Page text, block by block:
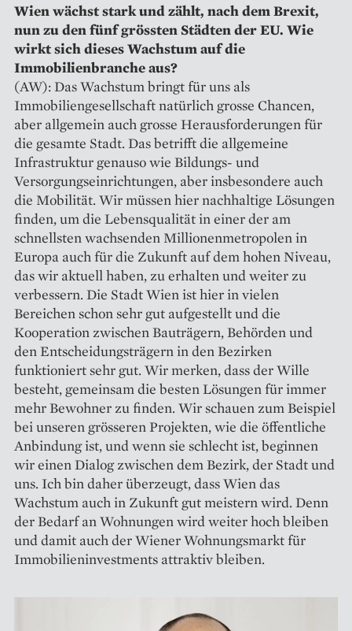
Wien wächst stark und zählt, nach dem Brexit,
nun zu den fünf grössten Städten der EU. Wie
wirkt sich dieses Wachstum auf die
Immobilienbranche aus?
(AW): Das Wachstum bringt für uns als
Immobiliengesellschaft natürlich grosse Chancen,
aber allgemein auch grosse Herausforderungen für
die gesamte Stadt. Das betrifft die allgemeine
Infrastruktur genauso wie Bildungs- und
Versorgungseinrichtungen, aber insbesondere auch
die Mobilität. Wir müssen hier nachhaltige Lösungen
finden, um die Lebensqualität in einer der am
schnellsten wachsenden Millionenmetropolen in
Europa auch für die Zukunft auf dem hohen Niveau,
das wir aktuell haben, zu erhalten und weiter zu
verbessern. Die Stadt Wien ist hier in vielen
Bereichen schon sehr gut aufgestellt und die
Kooperation zwischen Bauträgern, Behörden und
den Entscheidungsträgern in den Bezirken
funktioniert sehr gut. Wir merken, dass der Wille
besteht, gemeinsam die besten Lösungen für immer
mehr Bewohner zu finden. Wir schauen zum Beispiel
bei unseren grösseren Projekten, wie die öffentliche
Anbindung ist, und wenn sie schlecht ist, beginnen
wir einen Dialog zwischen dem Bezirk, der Stadt und
uns. Ich bin daher überzeugt, dass Wien das
Wachstum auch in Zukunft gut meistern wird. Denn
der Bedarf an Wohnungen wird weiter hoch bleiben
und damit auch der Wiener Wohnungsmarkt für
Immobilieninvestments attraktiv bleiben.